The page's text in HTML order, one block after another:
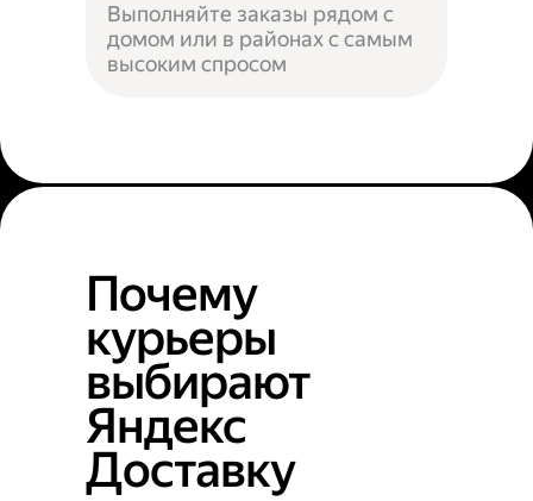
Выполняйте заказы рядом с
домом или в районах с самым
высоким спросом
Почему
курьеры
выбирают
Яндекс
Доставку